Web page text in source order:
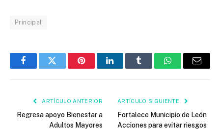
Principal
FacebookTwitter PinterestLinkedInTumblr WhatsAppEmail
ARTÍCULO ANTERIOR
Regresa apoyo Bienestar a
Adultos Mayores
ARTÍCULO SIGUIENTE
Fortalece Municipio de León
Acciones para evitar riesgos